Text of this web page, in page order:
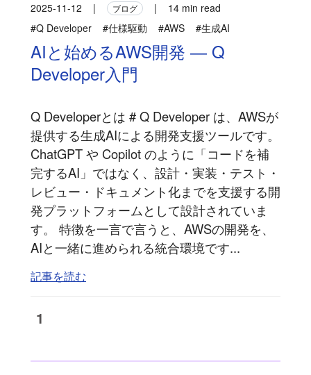
2025-11-12 | ブログ |
14 min read
#Q Developer
#仕様駆動 #AWS #生成AI
AIと始めるAWS開発 ― Q
Developer入門
Q Developerとは # Q Developer は、AWSが
提供する生成AIによる開発支援ツールです。
ChatGPT や Copilot のように「コードを補
完するAI」ではなく、設計・実装・テスト・
レビュー・ドキュメント化までを支援する開
発プラットフォームとして設計されていま
す。 特徴を一言で言うと、AWSの開発を、
AIと一緒に進められる統合環境です...
記事を読む
1